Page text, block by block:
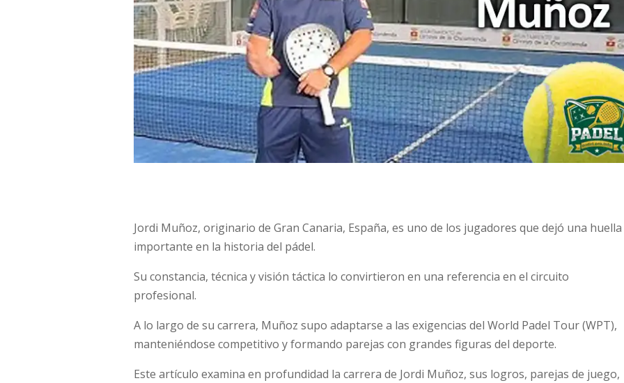
Jordi Muñoz, originario de Gran Canaria, España, es uno de los jugadores que dejó una huella
importante en la historia del pádel.
Su constancia, técnica y visión táctica lo convirtieron en una referencia en el circuito
profesional.
A lo largo de su carrera, Muñoz supo adaptarse a las exigencias del World Padel Tour (WPT),
manteniéndose competitivo y formando parejas con grandes figuras del deporte.
Este artículo examina en profundidad la carrera de Jordi Muñoz, sus logros, parejas de juego,